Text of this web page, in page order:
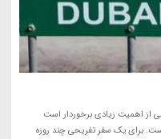
از اهمیت زیادی برخوردار است
است. برای یک سفر تفریحی چند روزه